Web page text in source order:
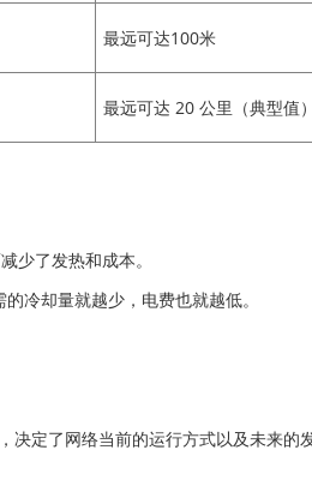
最远可达100米
最远可达 20 公里（典型值）
少了发热和成本。
冷却量就越少，电费也就越低。
决定了网络当前的运行方式以及未来